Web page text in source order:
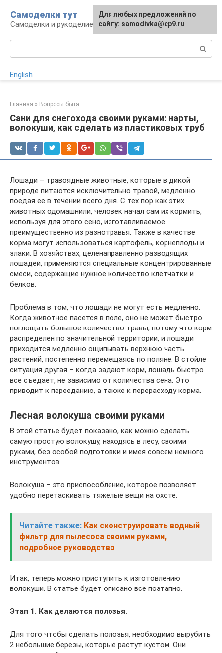
контенту
Самоделки тут
Самоделки и рукоделие для дома и участка
English
Главная » Вопросы быта
Сани для снегохода своими руками: нарты,
волокуши, как сделать из пластиковых труб
Лошади – травоядные животные, которые в дикой
природе питаются исключительно травой, медленно
поедая ее в течении всего дня. С тех пор как этих
животных одомашнили, человек начал сам их кормить,
используя для этого сено, изготавливаемое
преимущественно из разнотравья. Также в качестве
корма могут использоваться картофель, корнеплоды и
злаки. В хозяйствах, целенаправленно разводящих
лошадей, применяются специальные концентрированные
смеси, содержащие нужное количество клетчатки и
белков.
Проблема в том, что лошади не могут есть медленно.
Когда животное пасется в поле, оно не может быстро
поглощать большое количество травы, потому что корм
распределен по значительной территории, и лошади
приходится медленно ощипывать верхнюю часть
растений, постепенно перемещаясь по поляне. В стойле
ситуация другая – когда задают корм, лошадь быстро
все съедает, не зависимо от количества сена. Это
приводит к перееданию, а также к перерасходу корма.
Лесная волокуша своими руками
В этой статье будет показано, как можно сделать
самую простую волокушу, находясь в лесу, своими
руками, без особой подготовки и имея совсем немного
инструментов.
Волокуша – это приспособление, которое позволяет
удобно перетаскивать тяжелые вещи на охоте.
Читайте также: Как сконструировать водный
фильтр для пылесоса своими руками,
подробное руководство
Итак, теперь можно приступить к изготовлению
волокуши. В статье будет описано всё поэтапно.
Этап 1. Как делаются полозья.
Для того чтобы сделать полозья, необходимо вырубить
2 небольшие берёзы, которые растут кустом. Они
Для любых предложений по
сайту: samodivka@cp9.ru